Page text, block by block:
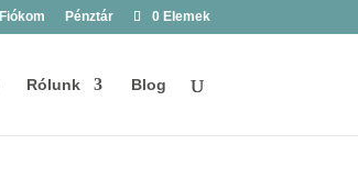
Fiókom Pénztár 0 Elemek
Rólunk Blog